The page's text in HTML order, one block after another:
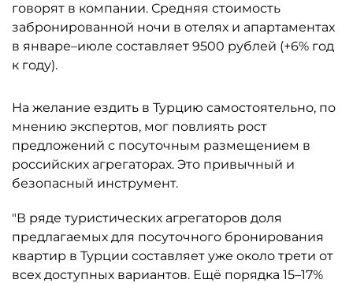
говорят в компании. Средняя стоимость
забронированной ночи в отелях и апартаментах
в январе–июле составляет 9500 рублей (+6% год
к году).
На желание ездить в Турцию самостоятельно, по
мнению экспертов, мог повлиять рост
предложений с посуточным размещением в
российских агрегаторах. Это привычный и
безопасный инструмент.
"В ряде туристических агрегаторов доля
предлагаемых для посуточного бронирования
квартир в Турции составляет уже около трети от
всех доступных вариантов. Ещё порядка 15–17%